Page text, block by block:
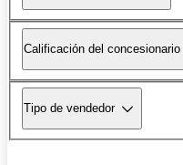
Calificación del concesionario
Tipo de vendedor